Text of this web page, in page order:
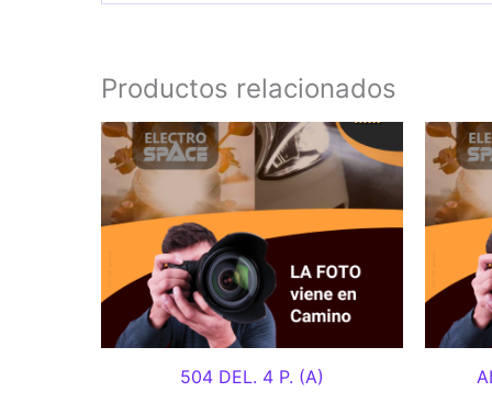
Productos relacionados
504 DEL. 4 P. (A)